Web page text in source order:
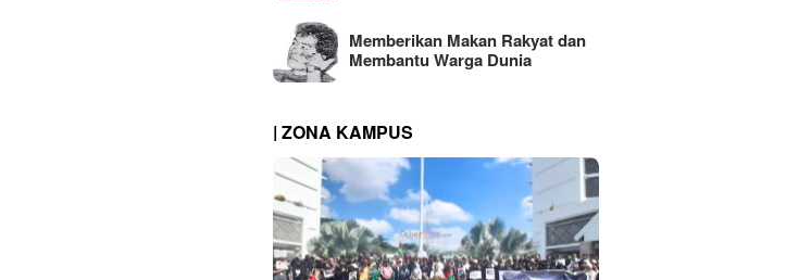
Memberikan Makan Rakyat dan
Membantu Warga Dunia
| ZONA KAMPUS